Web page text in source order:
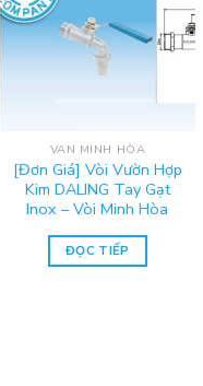
VAN MINH HÒA
[Đơn Giá] Vòi Vườn Hợp
Kim DALING Tay Gạt
Inox – Vòi Minh Hòa
ĐỌC TIẾP